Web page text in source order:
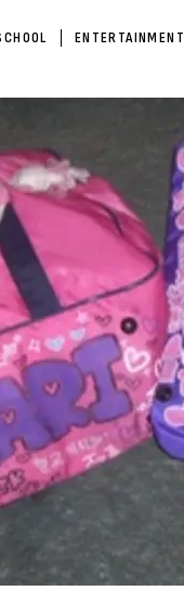
ENTERTAINMENT